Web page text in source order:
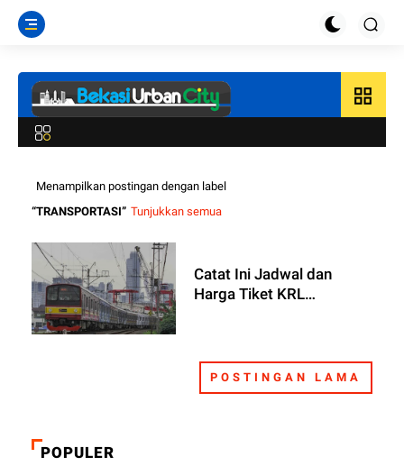
grid_view
Menampilkan postingan dengan label
TRANSPORTASI
Tunjukkan semua
Catat Ini Jadwal dan
Harga Tiket KRL
POSTINGAN LAMA
POPULER